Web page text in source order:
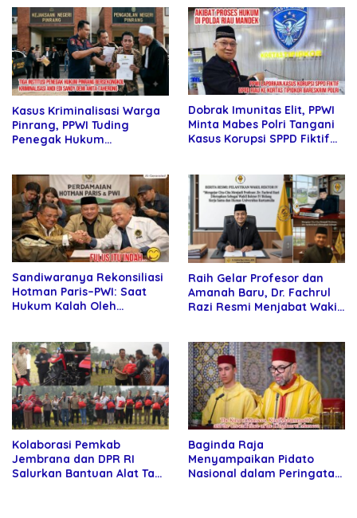
Kasus Kriminalisasi Warga
Pinrang, PPWI Tuding
Penegak Hukum
Dobrak Imunitas Elit, PPWI
Minta Mabes Polri Tangani
Kasus Korupsi SPPD Fiktif
Sandiwaranya Rekonsiliasi
Hotman Paris–PWI: Saat
Hukum Kalah Oleh
Raih Gelar Profesor dan
Amanah Baru, Dr. Fachrul
Razi Resmi Menjabat Wakil
Kolaborasi Pemkab
Jembrana dan DPR RI
Salurkan Bantuan Alat Tani
Baginda Raja
Menyampaikan Pidato
Nasional dalam Peringatan